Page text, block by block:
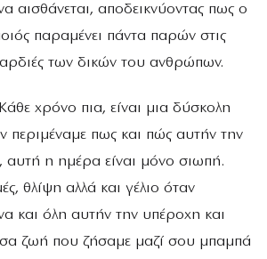
αισθάνεται, αποδεικνύοντας πως ο
παραμένει πάντα παρών στις
των δικών του ανθρώπων.
χρόνο πια, είναι μια δύσκολη
περιμέναμε πως και πώς αυτήν την
αυτή η ημέρα είναι μόνο σιωπή.
θλίψη αλλά και γέλιο όταν
και όλη αυτήν την υπέροχη και
ζωή που ζήσαμε μαζί σου μπαμπά